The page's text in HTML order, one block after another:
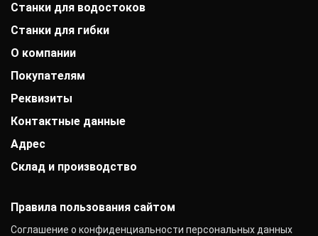
Станки для водостоков
Станки для гибки
О компании
История компании
Выставки
Заказчики
Вакансии
Контакты
Покупателям
Оплата
Гарантии
Акции
Статьи
Реквизиты
АО «Райффайзенбанк»
Р/с: 40702810000000001118
К/с: 30101810200000000700
ОКПО: 40276717
Контактные данные
+7 (800) 333-41-10
График работы:
Адрес
Челябинск, ул. Энгельса, 3В
Склад и производство
Правила пользования сайтом
Соглашение о конфиденциальности персональных данных